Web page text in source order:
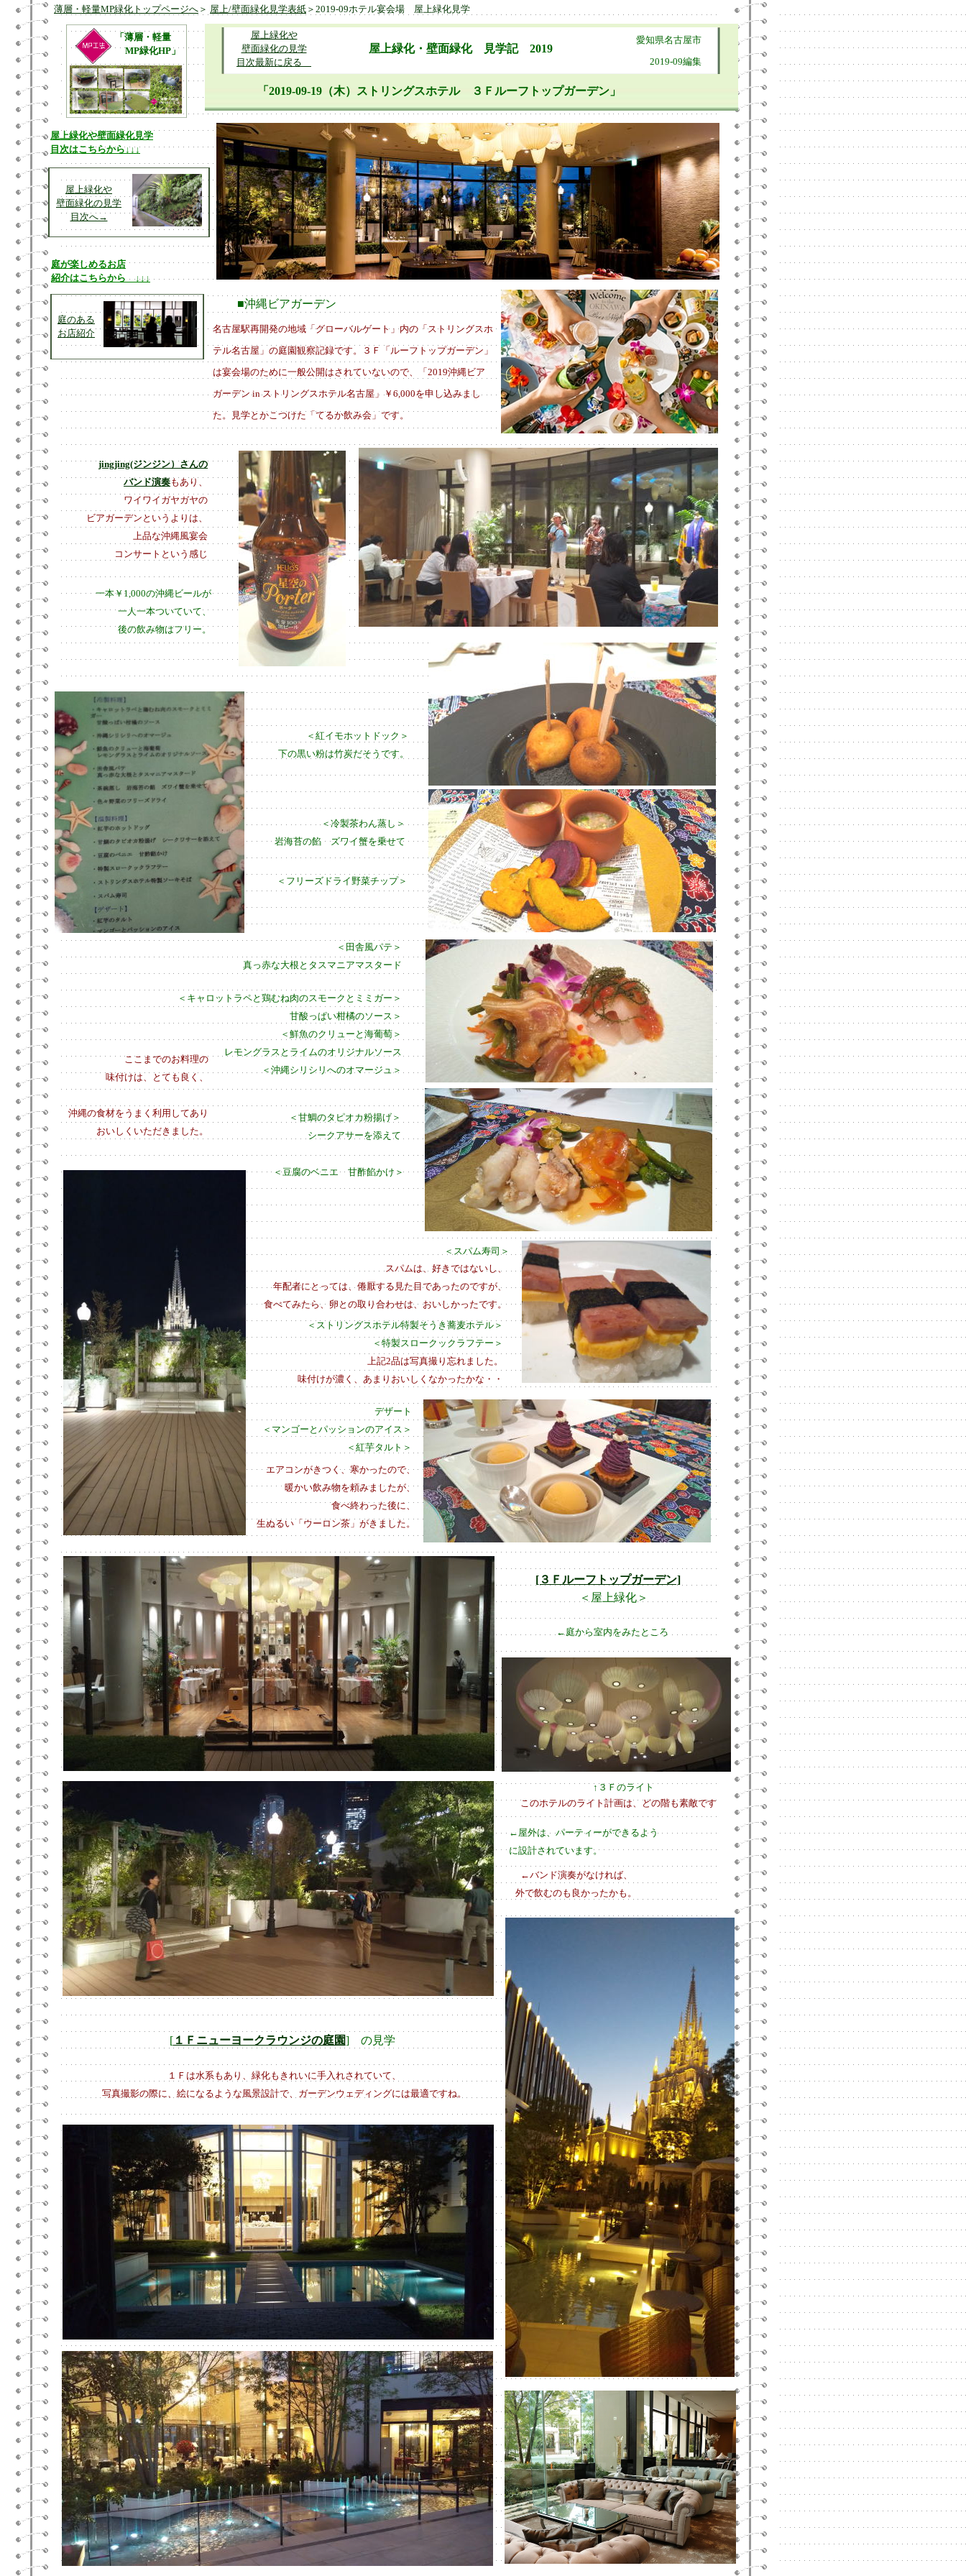
薄層・軽量MP緑化トップページへ ＞ 屋上/壁面緑化見学表紙 ＞2019-09ホテル宴会場 屋上緑化見学
「薄層・軽量
MP緑化HP」
屋上緑化や
壁面緑化の見学
目次最新に戻る
愛知県名古屋市
2019-09編集
＜紅イモホットドック＞
下の黒い粉は竹炭だそうです。
屋上緑化・壁面緑化 見学記 2019
「2019-09-19（木）ストリングスホテル ３Ｆルーフトップガーデン」
jingjing(ジンジン）さんの
バンド演奏もあり、
ワイワイガヤガヤの
ビアガーデンというよりは、
上品な沖縄風宴会
コンサートという感じ
＜スパム寿司＞
■沖縄ビアガーデン
＜キャロットラペと鶏むね肉のスモークとミミガー＞
甘酸っぱい柑橘のソース＞
＜鮮魚のクリューと海葡萄＞
レモングラスとライムのオリジナルソース
＜沖縄シリシリへのオマージュ＞
庭のある
お店紹介
←バンド演奏がなければ、
外で飲むのも良かったかも。
＜冷製茶わん蒸し＞
岩海苔の餡 ズワイ蟹を乗せて
庭が楽しめるお店
紹介はこちらから ↓↓↓
←屋外は、パーティーができるよう
に設計されています。
デザート
＜マンゴーとパッションのアイス＞
＜紅芋タルト＞
ここまでのお料理の
味付けは、とても良く、
沖縄の食材をうまく利用してあり
おいしくいただきました。
[３Ｆルーフトップガーデン]
＜屋上緑化＞
上記2品は写真撮り忘れました。
味付けが濃く、あまりおいしくなかったかな・・
＜豆腐のベニエ 甘酢餡かけ＞
屋上緑化や壁面緑化見学
目次はこちらから↓↓↓
スパムは、好きではないし、
年配者にとっては、倦厭する見た目であったのですが、
食べてみたら、卵との取り合わせは、おいしかったです。
←庭から室内をみたところ
名古屋駅再開発の地域「グローバルゲート」内の「ストリングスホ
テル名古屋」の庭園観察記録です。３Ｆ「ルーフトップガーデン」
は宴会場のために一般公開はされていないので、「2019沖縄ビア
ガーデン in ストリングスホテル名古屋」￥6,000を申し込みまし
た。見学とかこつけた「てるか飲み会」です。
このホテルのライト計画は、どの階も素敵です
エアコンがきつく、寒かったので、
暖かい飲み物を頼みましたが、
食べ終わった後に、
生ぬるい「ウーロン茶」がきました。
＜甘鯛のタピオカ粉揚げ＞
シークアサーを添えて
屋上緑化や
壁面緑化の見学
目次へ→
[１Ｆニューヨークラウンジの庭園] の見学
一本￥1,000の沖縄ビールが
一人一本ついていて、
後の飲み物はフリー。
１Ｆは水系もあり、緑化もきれいに手入れされていて、
写真撮影の際に、絵になるような風景設計で、ガーデンウェディングには最適ですね。
↑３Ｆのライト
＜ストリングスホテル特製そうき蕎麦ホテル＞
＜特製スロークックラフテー＞
＜田舎風パテ＞
真っ赤な大根とタスマニアマスタード
＜フリーズドライ野菜チップ＞